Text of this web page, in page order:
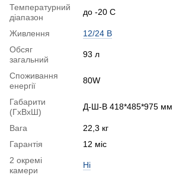
Температурний
діапазон
до -20 С
Живлення
12/24 В
Обсяг
загальний
93 л
Споживання
енергії
80W
Габарити
(ГхВхШ)
Д-Ш-В 418*485*975 мм
Вага
22,3 кг
Гарантія
12 міс
2 окремі
камери
Ні